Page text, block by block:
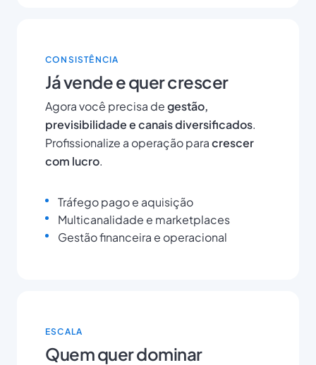
CONSISTÊNCIA
Já vende e quer crescer
Agora você precisa degestão,
previsibilidade e canais diversificados.
Profissionalize a operação paracrescer
com lucro.
Tráfego pago e aquisição
Multicanalidade e marketplaces
Gestão financeira e operacional
ESCALA
Quem quer dominar